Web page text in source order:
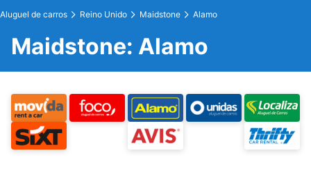
Aluguel de carros Reino Unido Maidstone Alamo
Maidstone: Alamo